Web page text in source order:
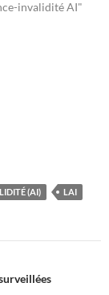
invalidité AI"
(AI) LAI